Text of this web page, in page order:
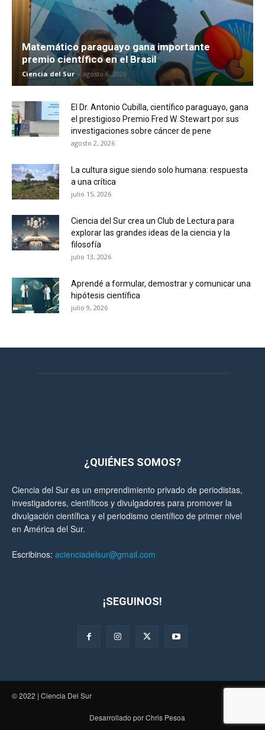
Matemático paraguayo gana importante
premio científico en el Brasil
Ciencia del Sur - agosto 6, 2026
El Dr. Antonio Cubilla, científico paraguayo, gana
el prestigioso Premio Fred W. Stewart por sus
investigaciones sobre cáncer de pene
agosto 2, 2026
La cultura sigue siendo solo humana: respuesta
a una crítica
julio 15, 2026
Ciencia del Sur crea un Club de Lectura para
explorar las grandes ideas de la ciencia y la
filosofía
julio 13, 2026
Aprendé a formular, demostrar y comunicar una
hipótesis científica
julio 9, 2026
¿QUIÉNES SOMOS?
Ciencia del Sur es un emprendimiento privado de periodistas,
investigadores, científicos y divulgadores para promover la
divulgación científica y el periodismo científico de primer nivel
en América del Sur.
Escribinos: acienciadelsur@gmail.com
¡SEGUINOS!
© 2022 | Ciencia Del Sur
Desarrollado por Chris Pesoa